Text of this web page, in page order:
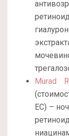
Murad
ЕС) –